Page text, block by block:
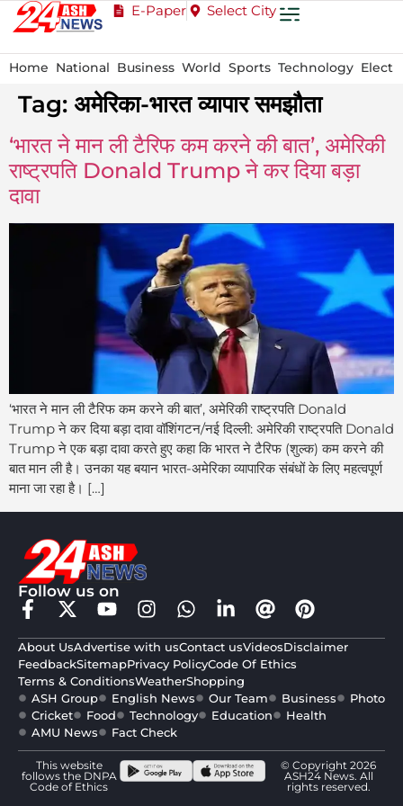
E-Paper Select City
Home National Business World Sports Technology
Tag: अमेरिका-भारत व्यापार समझौता
‘भारत ने मान ली टैरिफ कम करने की बात’, अमेरिकी
राष्ट्रपति Donald Trump ने कर दिया बड़ा
दावा
‘भारत ने मान ली टैरिफ कम करने की बात’, अमेरिकी राष्ट्रपति Donald
Trump ने कर दिया बड़ा दावा वॉशिंगटन/नई दिल्ली: अमेरिकी राष्ट्रपति Donald
Trump ने एक बड़ा दावा करते हुए कहा कि भारत ने टैरिफ (शुल्क) कम करने की
बात मान ली है। उनका यह बयान भारत-अमेरिका व्यापारिक संबंधों के लिए महत्वपूर्ण
माना जा रहा है। […]
Follow us on
About UsAdvertise with usContact usVideosDisclaimer
FeedbackSitemapPrivacy PolicyCode Of Ethics
Terms & ConditionsWeatherShopping
ASH Group
English News Our Team Business
Photo
Cricket
Food Technology Education
Health
AMU News
Fact Check
This website
follows the DNPA
Code of Ethics
© Copyright 2026
ASH24 News. All
rights reserved.